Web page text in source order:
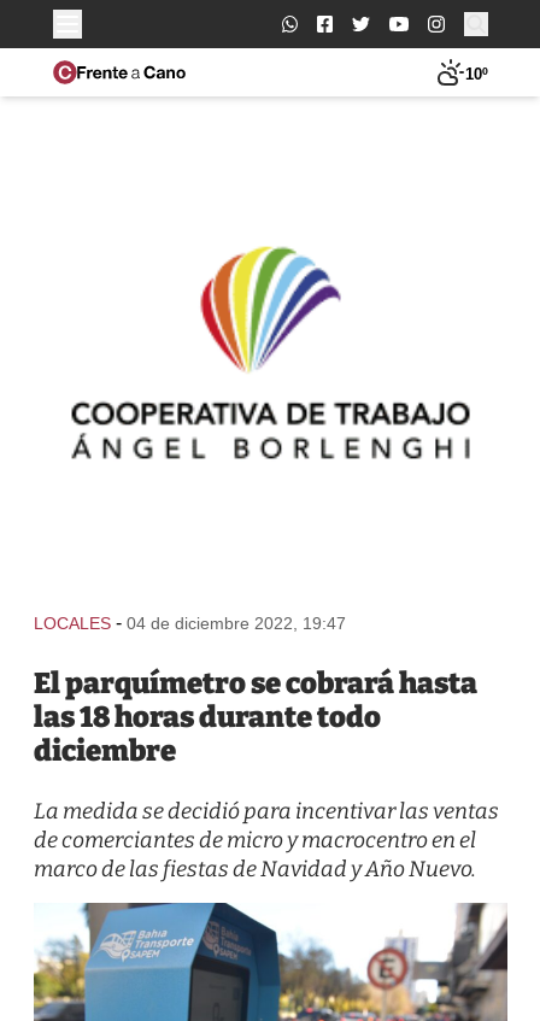
Buscar:
10º
LOCALES - 04 de diciembre 2022, 19:47
El parquímetro se cobrará hasta
las 18 horas durante todo
diciembre
La medida se decidió para incentivar las ventas
de comerciantes de micro y macrocentro en el
marco de las fiestas de Navidad y Año Nuevo.